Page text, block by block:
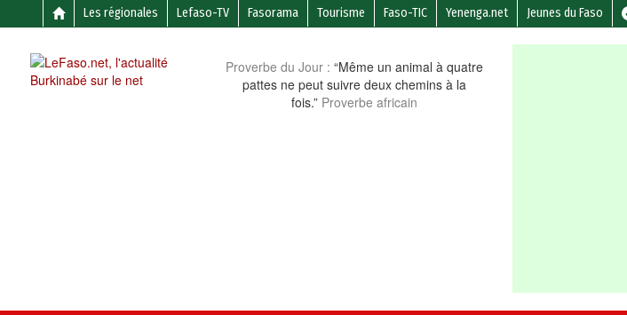
Les régionales Lefaso-TV Fasorama Tourisme Faso-TIC Yenenga.net Jeunes du Faso
Proverbe du Jour : “Même un animal à quatre
pattes ne peut suivre deux chemins à la
fois.” Proverbe africain